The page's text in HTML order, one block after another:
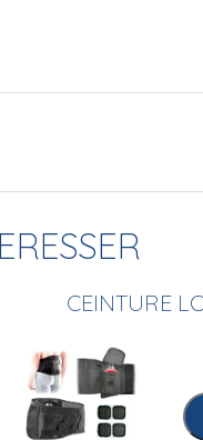
CEINTURE